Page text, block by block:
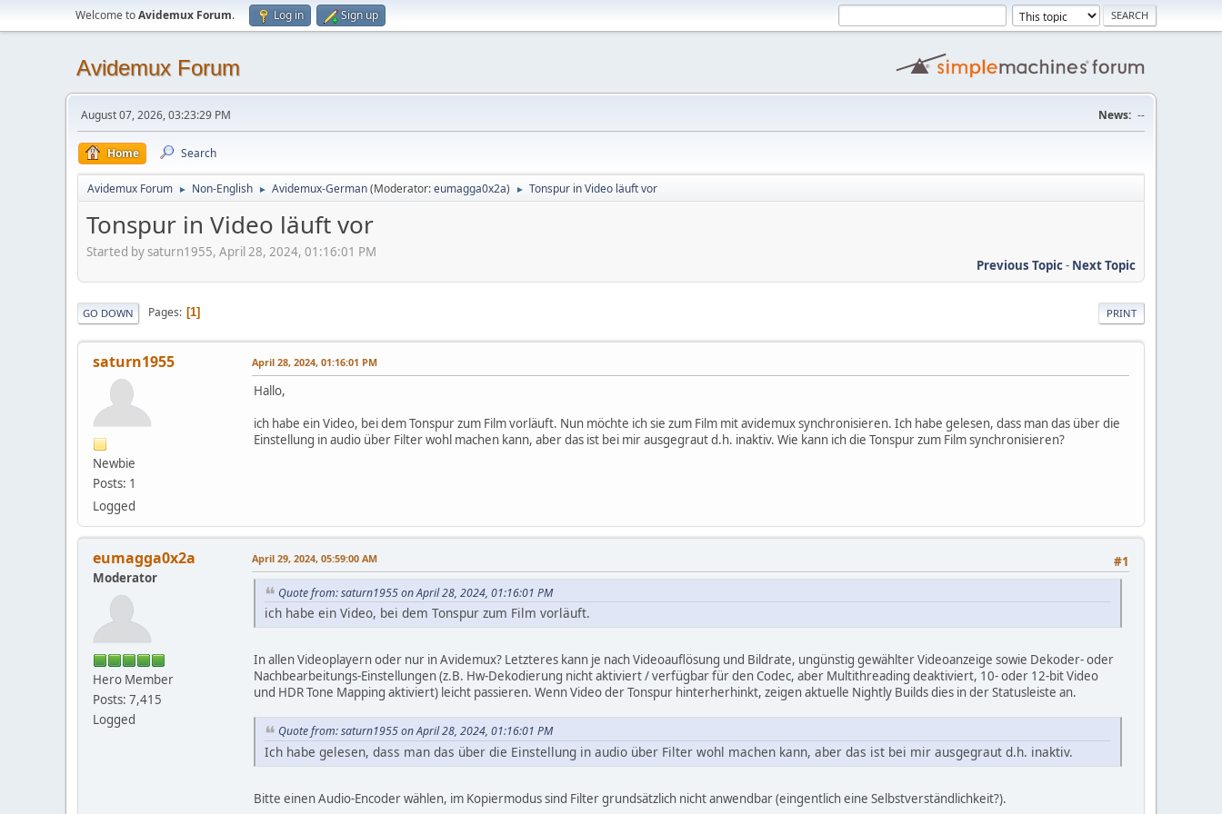
Welcome toAvidemux Forum. Log in Sign up
Avidemux Forum
August 07, 2026, 03:23:29 PM News: --
Home Search
Avidemux Forum ► Non-English ► Avidemux-German(Moderator:eumagga0x2a) ► Tonspur in Video läuft vor
Tonspur in Video läuft vor
Started by saturn1955, April 28, 2024, 01:16:01 PM
Previous Topic- Next Topic
PRINT
GO DOWN Pages 1
saturn1955
Newbie
Posts: 1
Logged
April 28, 2024, 01:16:01 PM
Hallo,
ich habe ein Video, bei dem Tonspur zum Film vorläuft. Nun möchte ich sie zum Film mit avidemux synchronisieren. Ich habe gelesen, dass man das über die
Einstellung in audio über Filter wohl machen kann, aber das ist bei mir ausgegraut d.h. inaktiv. Wie kann ich die Tonspur zum Film synchronisieren?
eumagga0x2a
Moderator
Hero Member
Posts: 7,415
Logged
#1
April 29, 2024, 05:59:00 AM
Quote from: saturn1955 on April 28, 2024, 01:16:01 PM
ich habe ein Video, bei dem Tonspur zum Film vorläuft.
In allen Videoplayern oder nur in Avidemux? Letzteres kann je nach Videoauflösung und Bildrate, ungünstig gewählter Videoanzeige sowie Dekoder- oder
Nachbearbeitungs-Einstellungen (z.B. Hw-Dekodierung nicht aktiviert / verfügbar für den Codec, aber Multithreading deaktiviert, 10- oder 12-bit Video
und HDR Tone Mapping aktiviert) leicht passieren. Wenn Video der Tonspur hinterherhinkt, zeigen aktuelle Nightly Builds dies in der Statusleiste an.
Quote from: saturn1955 on April 28, 2024, 01:16:01 PM
Ich habe gelesen, dass man das über die Einstellung in audio über Filter wohl machen kann, aber das ist bei mir ausgegraut d.h. inaktiv.
Bitte einen Audio-Encoder wählen, im Kopiermodus sind Filter grundsätzlich nicht anwendbar (eingentlich eine Selbstverständlichkeit?).